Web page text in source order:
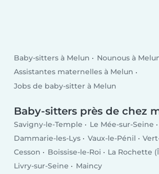
Baby-sitters à Melun
Nounous à
Assistantes maternelles à Melun
Jobs de baby-sitter à Melun
Baby-sitters près de chez
Savigny-le-Temple
Le Mée-sur-Seine
Dammarie-les-Lys
Vaux-le-Pénil
Cesson
Boissise-le-Roi
La Rochette
Livry-sur-Seine
Maincy